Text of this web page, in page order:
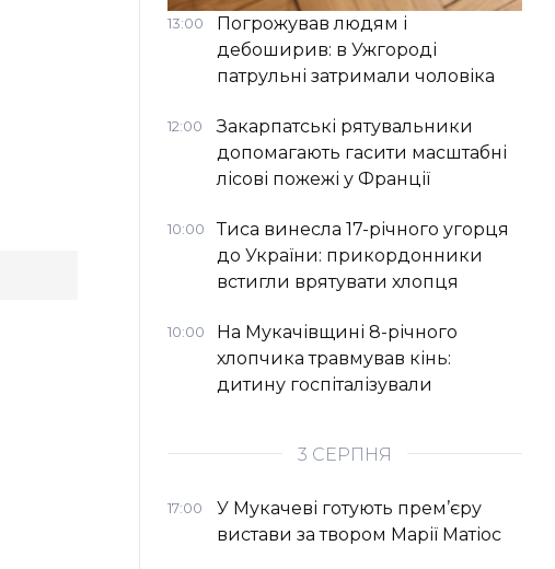
13:00
Погрожував людям і
дебоширив: в Ужгороді
патрульні затримали чоловіка
12:00
Закарпатські рятувальники
допомагають гасити масштабні
лісові пожежі у Франції
10:00
Тиса винесла 17-річного угорця
до України: прикордонники
встигли врятувати хлопця
10:00
На Мукачівщині 8-річного
хлопчика травмував кінь:
дитину госпіталізували
3 СЕРПНЯ
17:00
У Мукачеві готують прем’єру
вистави за твором Марії Матіос